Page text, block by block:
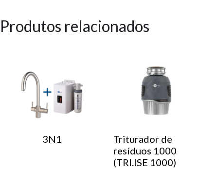
Produtos relacionados
3N1
Triturador de
resíduos 1000
(TRI.ISE 1000)